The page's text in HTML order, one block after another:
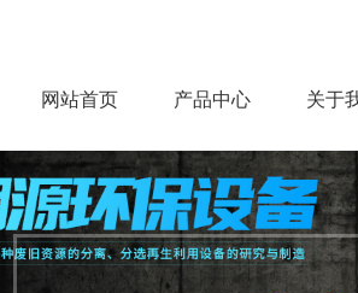
网站首页 产品中心 关于